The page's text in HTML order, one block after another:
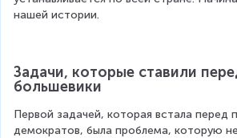
нашей истории.
Задачи, которые ставили
большевики
Первой задачей, которая встала перед
демократов, была проблема, которую